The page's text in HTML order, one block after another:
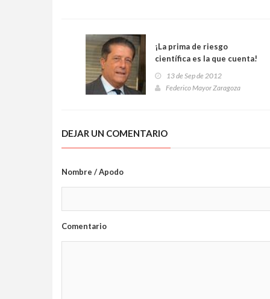
¡La prima de riesgo
científica es la que cuenta!
13 de Sep de 2012
Federico Mayor Zaragoza
DEJAR UN COMENTARIO
Nombre / Apodo
Comentario